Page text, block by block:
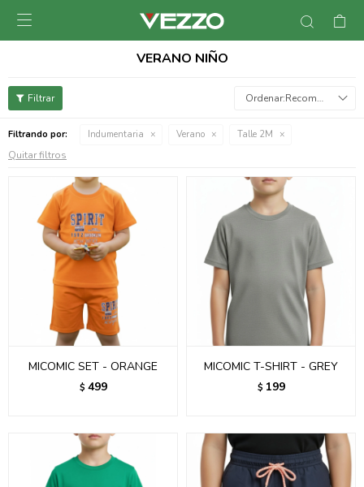

VERANO NIÑO
Recomendados
Filtrando por: Indumentaria Verano Talle 2M
Quitar filtros
MICOMIC SET - ORANGE
$ 499
MICOMIC T-SHIRT - GREY
$ 199